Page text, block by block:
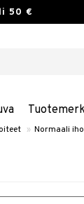
50 €
» Normaali iho